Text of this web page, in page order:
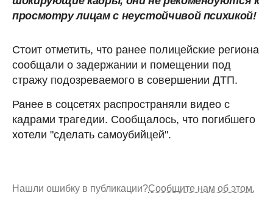
просмотру лицам с неустойчивой психикой!
Стоит отметить, что ранее полицейские региона
сообщали о задержании и помещении под
стражу подозреваемого в совершении ДТП.
Ранее в соцсетях распространяли видео с
кадрами трагедии. Сообщалось, что погибшего
хотели "сделать самоубийцей".
Нашли ошибку в публикации?Сообщите нам об этом.